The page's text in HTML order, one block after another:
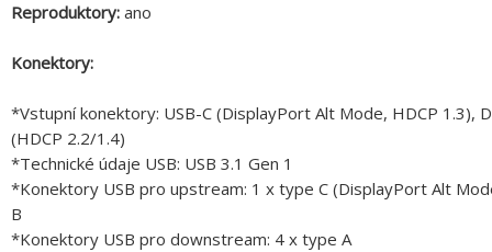
Reproduktory: ano
Konektory:
*Vstupní konektory: USB-C (DisplayPort Alt Mode, HDCP 1.3),
(HDCP 2.2/1.4)
*Technické údaje USB: USB 3.1 Gen 1
*Konektory USB pro upstream: 1 x type C (DisplayPort Alt
B
*Konektory USB pro downstream: 4 x type A